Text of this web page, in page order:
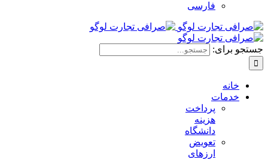
فارسی
جستجو برای:
خانه
خدمات
پرداخت
هزینه
دانشگاه
تعویض
ارزهای